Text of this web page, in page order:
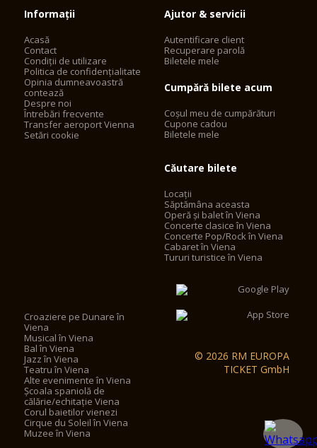
Informații
Acasă
Contact
Condiții de utilizare
Politica de confidențialitate
Opinia dumneavoastră
contează
Despre noi
Întrebări frecvente
Transfer aeroport Vienna
Setări cookie
Ajutor & servicii
Autentificare client
Recuperare parolă
Biletele mele
Cumpără bilete acum
Coșul meu de cumpărături
Cupone cadou
Biletele mele
Căutare bilete
Locații
Săptămâna aceasta
Operă și balet în Viena
Concerte clasice în Viena
Concerte Pop/Rock în Viena
Cabaret în Viena
Tururi turistice în Viena
Croaziere pe Dunare în
Viena
Musical în Viena
Bal în Viena
Jazz în Viena
Teatru în Viena
Alte evenimente în Viena
Școala spaniolă de
călărie/echitație Viena
Corul baietilor vienezi
Cirque du Soleil în Viena
Muzee în Viena
© 2026 RM EUROPA
TICKET GmbH